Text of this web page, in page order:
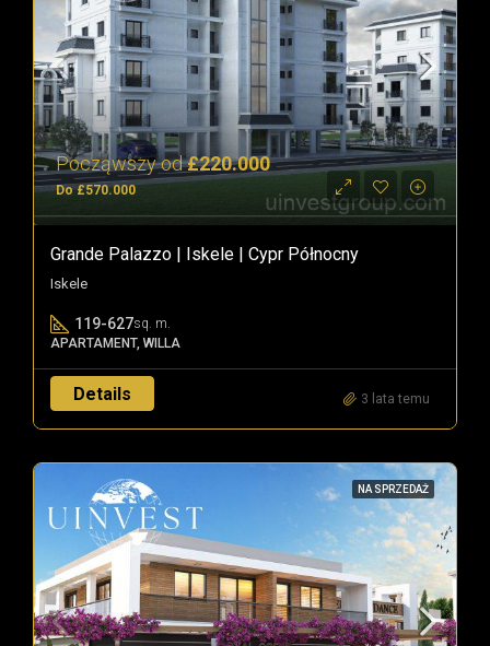
Począwszy od£220.000
Do £570.000
Grande Palazzo | Iskele | Cypr Północny
Iskele
119-627sq. m.
APARTAMENT, WILLA
Details 3 lata temu
NA SPRZEDAŻ